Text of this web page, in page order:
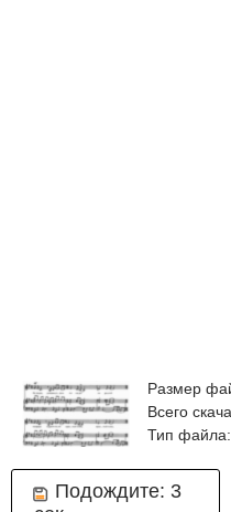
Размер
Всего
Тип файла:
Подождите: 2